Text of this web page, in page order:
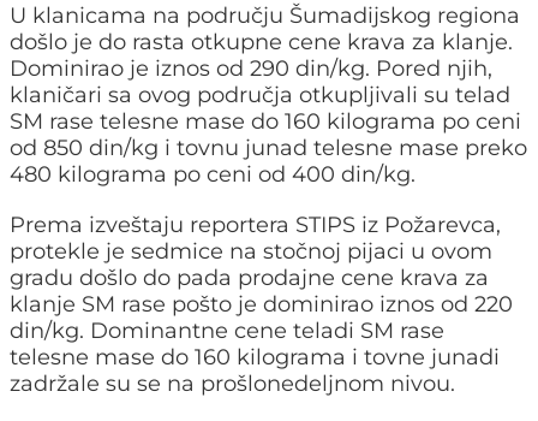
U klanicama na području Šumadijskog regiona
došlo je do rasta otkupne cene krava za klanje.
Dominirao je iznos od 290 din/kg. Pored njih,
klaničari sa ovog područja otkupljivali su telad
SM rase telesne mase do 160 kilograma po ceni
od 850 din/kg i tovnu junad telesne mase preko
480 kilograma po ceni od 400 din/kg.
Prema izveštaju reportera STIPS iz Požarevca,
protekle je sedmice na stočnoj pijaci u ovom
gradu došlo do pada prodajne cene krava za
klanje SM rase pošto je dominirao iznos od 220
din/kg. Dominantne cene teladi SM rase
telesne mase do 160 kilograma i tovne junadi
zadržale su se na prošlonedeljnom nivou.